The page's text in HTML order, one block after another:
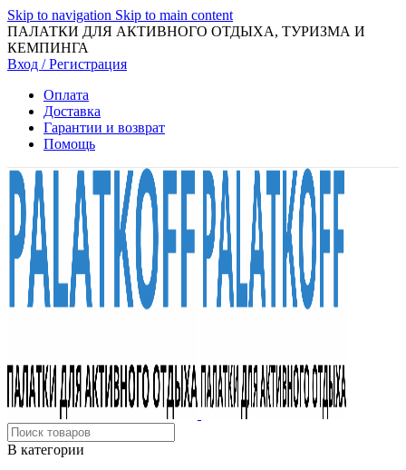
Skip to navigation Skip to main content
ПАЛАТКИ ДЛЯ АКТИВНОГО ОТДЫХА, ТУРИЗМА И
КЕМПИНГА
Вход / Регистрация
Оплата
Доставка
Гарантии и возврат
Помощь
В категории